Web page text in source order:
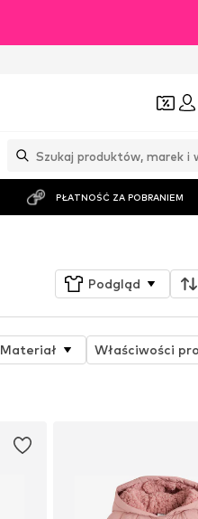
PŁATNOŚĆ ZA POBRANIEM
Podgląd
Materiał
Właściwości